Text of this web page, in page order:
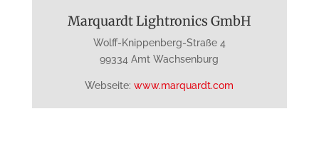
Marquardt Lightronics GmbH
Wolff-Knippenberg-Straße 4
99334 Amt Wachsenburg
Webseite:www.marquardt.com